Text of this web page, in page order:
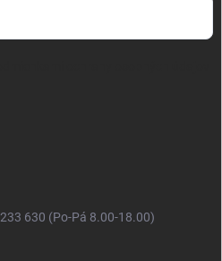
630 (Po-Pá 8.00-18.00)